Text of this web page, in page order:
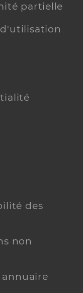
partielle
des
non
annuaire